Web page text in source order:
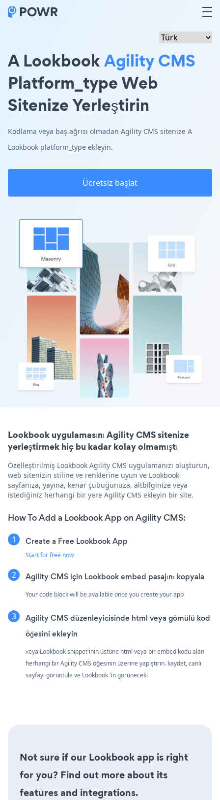
A LookbookAgility CMS
Platform_type Web
Sitenize Yerleştirin
Kodlama veya baş ağrısı olmadan Agility CMS sitenize A
Lookbook platform_type ekleyin.
Ücretsiz başlat
Lookbook uygulamasını Agility CMS sitenize
yerleştirmek hiç bu kadar kolay olmamıştı
Özelleştirilmiş Lookbook Agility CMS uygulamanızı oluşturun,
web sitenizin stiline ve renklerine uyun ve Lookbook
sayfanıza, yayına, kenar çubuğunuza, altbilginize veya
istediğiniz herhangi bir yere Agility CMS ekleyin bir site.
How To Add a Lookbook App on Agility CMS:
Create a Free Lookbook App
Start for free now
Agility CMS için Lookbook embed pasajını kopyala
Your code block will be available once you create your app
Agility CMS düzenleyicisinde html veya gömülü kod
öğesini ekleyin
veya Lookbook snippet'inin üstüne html veya bir embed kodu alan
herhangi bir Agility CMS öğesinin üzerine yapıştırın. kaydet, canlı
sayfayı görüntüle ve Lookbook 'in görünecek!
Not sure if our Lookbook app is right
for you? Find out more about its
features and integrations.